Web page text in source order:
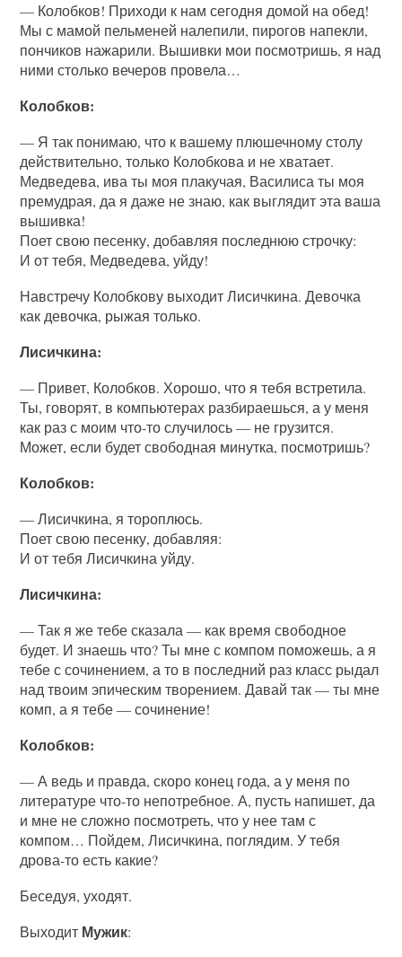
— Колобков! Приходи к нам сегодня домой на обед!
Мы с мамой пельменей налепили, пирогов напекли,
пончиков нажарили. Вышивки мои посмотришь, я над
ними столько вечеров провела…
Колобков:
— Я так понимаю, что к вашему плюшечному столу
действительно, только Колобкова и не хватает.
Медведева, ива ты моя плакучая, Василиса ты моя
премудрая, да я даже не знаю, как выглядит эта ваша
вышивка!
Поет свою песенку, добавляя последнюю строчку:
И от тебя, Медведева, уйду!
Навстречу Колобкову выходит Лисичкина. Девочка
как девочка, рыжая только.
Лисичкина:
— Привет, Колобков. Хорошо, что я тебя встретила.
Ты, говорят, в компьютерах разбираешься, а у меня
как раз с моим что-то случилось — не грузится.
Может, если будет свободная минутка, посмотришь?
Колобков:
— Лисичкина, я тороплюсь.
Поет свою песенку, добавляя:
И от тебя Лисичкина уйду.
Лисичкина:
— Так я же тебе сказала — как время свободное
будет. И знаешь что? Ты мне с компом поможешь, а я
тебе с сочинением, а то в последний раз класс рыдал
над твоим эпическим творением. Давай так — ты мне
комп, а я тебе — сочинение!
Колобков:
— А ведь и правда, скоро конец года, а у меня по
литературе что-то непотребное. А, пусть напишет, да
и мне не сложно посмотреть, что у нее там с
компом… Пойдем, Лисичкина, поглядим. У тебя
дрова-то есть какие?
Беседуя, уходят.
Выходит Мужик: